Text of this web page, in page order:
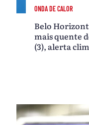
ONDA DE CALOR
Belo
mais quente
(3), alerta